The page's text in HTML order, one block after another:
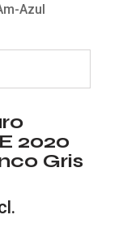
Azul
2020
Gris